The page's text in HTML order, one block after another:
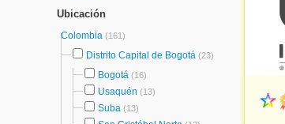
Ubicación
Colombia (161)
Distrito Capital de Bogotá (23)
Bogotá (16)
Usaquén (13)
Suba (13)